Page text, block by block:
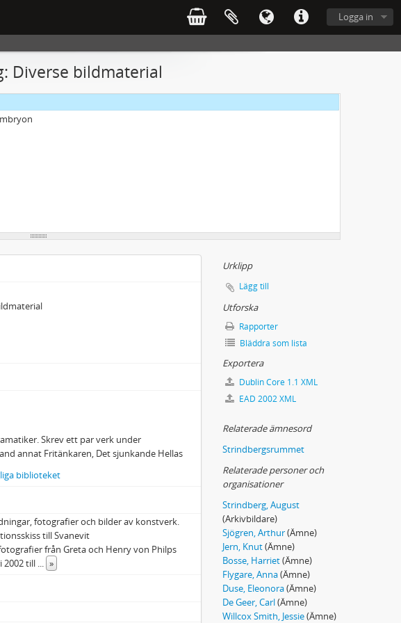
Logga in
Diverse bildmaterial
Skrev ett par verk under
annat Fritänkaren, Det sjunkande Hellas
biblioteket
fotografier och bilder av konstverk.
till Svanevit
från Greta och Henry von Philps
2002 till ... »
Urklipp
Lägg till
Utforska
Rapporter
Bläddra som lista
Exportera
Dublin Core 1.1 XML
EAD 2002 XML
Relaterade ämnesord
Strindbergsrummet
Relaterade personer och
organisationer
Strindberg, August
(Arkivbildare)
Sjögren, Arthur(Ämne)
Jern, Knut(Ämne)
Bosse, Harriet(Ämne)
Flygare, Anna(Ämne)
Duse, Eleonora(Ämne)
De Geer, Carl(Ämne)
Willcox Smith, Jessie(Ämne)